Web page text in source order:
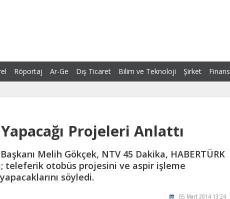
Röportaj Ar-Ge Dış Ticaret Bilim ve Teknoloji Şirket Finans
Projeleri Anlattı
Melih Gökçek, NTV 45 Dakika, HABERTÜRK
teleferik otobüs projesini ve aspir işleme
söyledi.
05 Mart 2014 13:24